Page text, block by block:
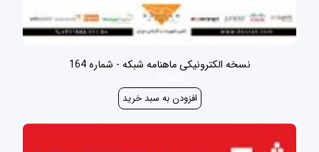
نسخه الکترونیکی ماهنامه شبکه - شماره 164